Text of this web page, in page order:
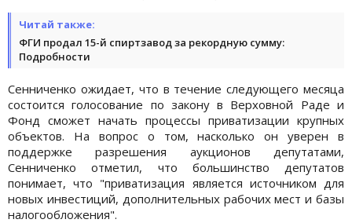
Читай также:
ФГИ продал 15-й спиртзавод за рекордную сумму:
Подробности
Сенниченко ожидает, что в течение следующего месяца
состоится голосование по закону в Верховной Раде и
Фонд сможет начать процессы приватизации крупных
объектов. На вопрос о том, насколько он уверен в
поддержке разрешения аукционов депутатами,
Сенниченко отметил, что большинство депутатов
понимает, что "приватизация является источником для
новых инвестиций, дополнительных рабочих мест и базы
налогообложения".